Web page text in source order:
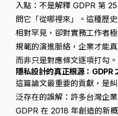
入點：不是解釋 GDPR 第
問它「從哪裡來」。這種歷
相對罕見，卻對實務工作者
規範的演進脈絡，企業才能
而非只是對應條文逐項打勾。
隱私設計的真正根源：GDPR
這篇論文最重要的貢獻，是
泛存在的誤解：許多台灣企
GDPR 在 2018 年創造的新